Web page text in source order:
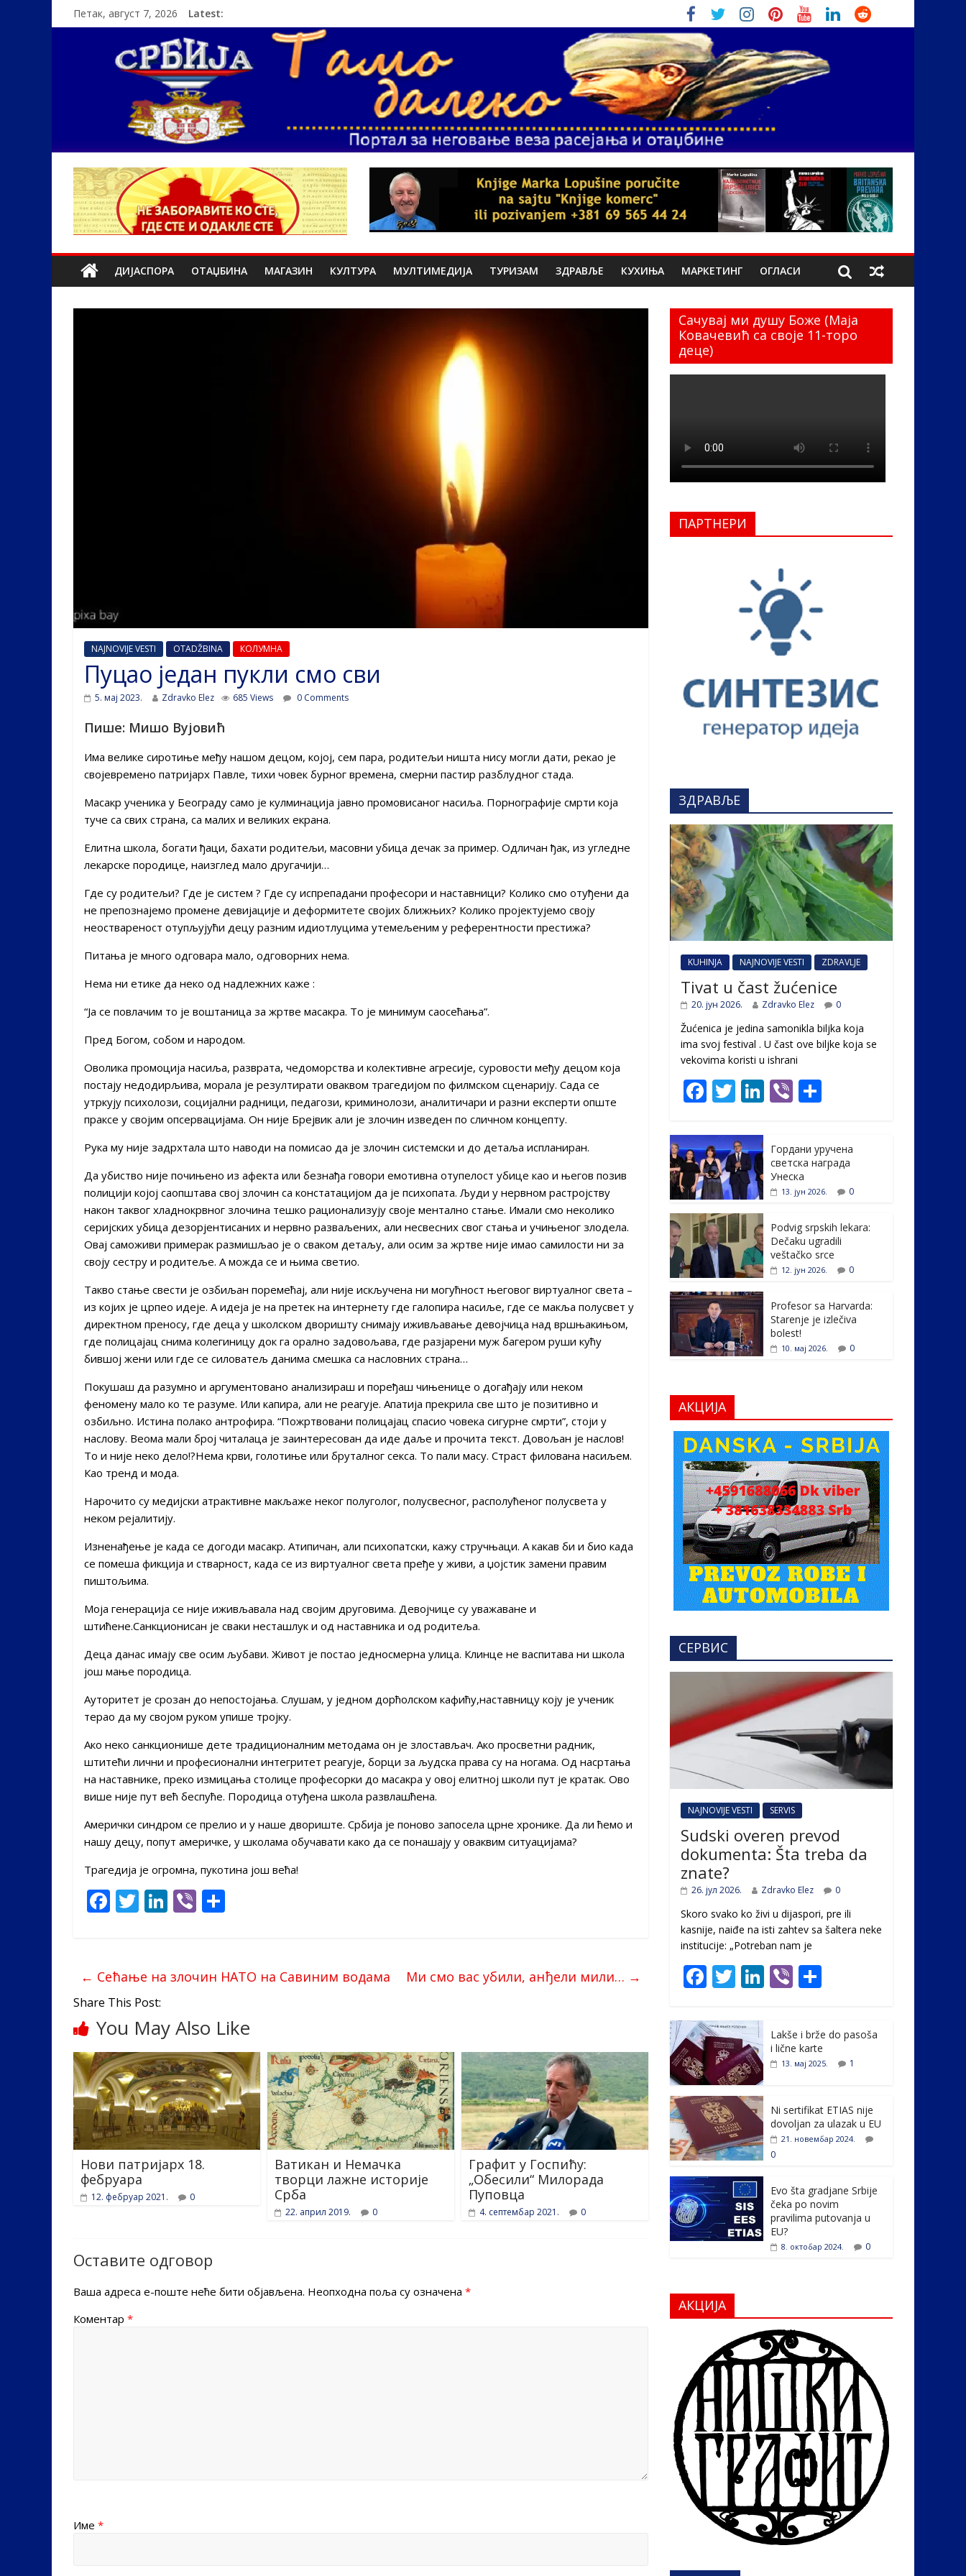
Петак, август 7, 2026 Latest:
ДИЈАСПОРА ОТАЏБИНА МАГАЗИН КУЛТУРА МУЛТИМЕДИЈА ТУРИЗАМ ЗДРАВЉЕ КУХИЊА МАРКЕТИНГ ОГЛАСИ
NAJNOVIJE VESTI OTADŽBINA КОЛУМНА
Пуцао један пукли смо сви
5. мај 2023. Zdravko Elez 685 Views 0 Comments
Пише: Мишо Вујовић
Има велике сиротиње међу нашом децом, којој, сем пара, родитељи ништа нису могли дати, рекао је
својевремено патријарх Павле, тихи човек бурног времена, смерни пастир разблудног стада.
Масакр ученика у Београду само је кулминација јавно промовисаног насиља. Порнографије смрти која
туче са свих страна, са малих и великих екрана.
Елитна школа, богати ђаци, бахати родитељи, масовни убица дечак за пример. Одличан ђак, из угледне
лекарске породице, наизглед мало другачији…
Где су родитељи? Где је систем ? Где су испрепадани професори и наставници? Колико смо отуђени да
не препознајемо промене девијације и деформитете својих ближњих? Колико пројектујемо своју
неоствареност отупљујући децу разним идиотлуцима утемељеним у референтности престижа?
Питања је много одговара мало, одговорних нема.
Нема ни етике да неко од надлежних каже :
“Ја се повлачим то је воштаница за жртве масакра. То је минимум саосећања”.
Пред Богом, собом и народом.
Оволика промоција насиља, разврата, чедоморства и колективне агресије, суровости међу децом која
постају недодирљива, морала је резултирати оваквом трагедијом по филмском сценарију. Сада се
утркују психолози, социјални радници, педагози, криминолози, аналитичари и разни експерти опште
праксе у својим опсервацијама. Он није Брејвик али је злочин изведен по сличном концепту.
Рука му није задрхтала што наводи на помисао да је злочин системски и до детаља испланиран.
Да убиство није почињено из афекта или безнађа говори емотивна отупелост убице као и његов позив
полицији којој саопштава свој злочин са констатацијом да је психопата. Људи у нервном растројству
након таквог хладнокрвног злочина тешко рационализују своје ментално стање. Имали смо неколико
серијских убица дезорјентисаних и нервно разваљених, али несвесних свог стања и учињеног злодела.
Овај саможиви примерак размишљао је о сваком детаљу, али осим за жртве није имао самилости ни за
своју сестру и родитеље. А можда се и њима светио.
Такво стање свести је озбиљан поремећај, али није искључена ни могућност његовог виртуалног света –
из којих је црпео идеје. А идеја је на претек на интернету где галопира насиље, где се макља полусвет у
директном преносу, где деца у школском дворишту снимају иживљавање девојчица над вршњакињом,
где полицајац снима колегиницу док га орално задовољава, где разјарени муж багером руши кућу
бившој жени или где се силоватељ данима смешка са насловних страна…
Покушаш да разумно и аргументовано анализираш и поређаш чињенице о догађају или неком
феномену мало ко те разуме. Или капира, али не реагује. Апатија прекрила све што је позитивно и
озбиљно. Истина полако антрофира. “Пожртвовани полицајац спасио човека сигурне смрти”, стоји у
наслову. Веома мали број читалаца је заинтересован да иде даље и прочита текст. Довољан је наслов!
То и није неко дело!?Нема крви, голотиње или бруталног секса. То пали масу. Страст филована насиљем.
Као тренд и мода.
Нарочито су медијски атрактивне макљаже неког полуголог, полусвесног, располућеног полусвета у
неком рејалитију.
Изненађење је када се догоди масакр. Атипичан, али психопатски, кажу стручњаци. А какав би и био када
се помеша фикција и стварност, када се из виртуалног света пређе у живи, а џојстик замени правим
пиштољима.
Моја генерација се није иживљавала над својим друговима. Девојчице су уважаване и
штићене.Санкционисан је сваки несташлук и од наставника и од родитеља.
Деца данас имају све осим љубави. Живот је постао једносмерна улица. Клинце не васпитава ни школа
још мање породица.
Ауторитет је срозан до непостојања. Слушам, у једном дорћолском кафићу,наставницу коју је ученик
терао да му својом руком упише тројку.
Ако неко санкционише дете традиционалним методама он је злостављач. Ако просветни радник,
штитећи лични и професионални интегритет реагује, борци за људска права су на ногама. Од насртања
на наставнике, преко измицања столице професорки до масакра у овој елитној школи пут је кратак. Ово
више није пут већ беспуће. Породица отуђена школа развлашћена.
Амерички синдром се прелио и у наше двориште. Србија је поново запосела црне хронике. Да ли ћемо и
нашу децу, попут америчке, у школама обучавати како да се понашају у оваквим ситуацијама?
Трагедија је огромна, пукотина још већа!
F
ac
b
o
o
k
T
w
er
Li
n
e
dI
n
Vi
b
e
← Сећање на злочин НАТО на Савиним водама Ми смо вас убили, анђели мили… →
Share This Post:
You May Also Like
Нови патријарх 18.
фебруара
12. фебруар 2021. 0
Ватикан и Немачка
творци лажне историје
Срба
22. април 2019. 0
Графит у Госпићу:
„Обесили“ Милорада
Пуповца
4. септембар 2021. 0
Оставите одговор
Ваша адреса е-поште неће бити објављена. Неопходна поља су означена *
Коментар *
Име *
Сачувај ми душу Боже (Маја
Ковачевић са своје 11-торо
деце)
ПАРТНЕРИ
ЗДРАВЉЕ
KUHINJA NAJNOVIJE VESTI ZDRAVLJE
Tivat u čast žućenice
20. јун 2026. Zdravko Elez 0
Žućenica je jedina samonikla biljka koja
ima svoj festival . U čast ovе biljke koja se
vekovima koristi u ishrani
F
e
b
o
o
k
T
itt
er
Li
e
dI
n
Vi
e
Гордани уручена
светска награда
Унеска
13. јун 2026. 0
Podvig srpskih lekara:
Dečaku ugradili
veštačko srce
12. јун 2026. 0
Profesor sa Harvarda:
Starenje je izlečiva
bolest!
10. мај 2026. 0
АКЦИЈА
СЕРВИС
NAJNOVIJE VESTI SERVIS
Sudski overen prevod
dokumenta: Šta treba da
znate?
26. јул 2026. Zdravko Elez 0
Skoro svako ko živi u dijaspori, pre ili
kasnije, naiđe na isti zahtev sa šaltera neke
institucije: „Potreban nam je
F
e
b
o
o
k
T
itt
er
Li
e
dI
Vi
er ar
e
Lakše i brže do pasoša
i lične karte
13. мај 2025. 1
Ni sertifikat ETIAS nije
dovoljan za ulazak u EU
21. новембар 2024.
0
Evo šta gradjane Srbije
čeka po novim
pravilima putovanja u
EU?
8. октобар 2024. 0
АКЦИЈА